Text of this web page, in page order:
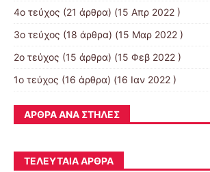
4ο τεύχος (21 άρθρα) (15 Απρ 2022 )
3ο τεύχος (18 άρθρα) (15 Μαρ 2022 )
2ο τεύχος (15 άρθρα) (15 Φεβ 2022 )
1ο τεύχος (16 άρθρα) (16 Ιαν 2022 )
ΆΡΘΡΑ ΑΝΆ ΣΤΉΛΕΣ
ΤΕΛΕΥΤΑΊΑ ΆΡΘΡΑ